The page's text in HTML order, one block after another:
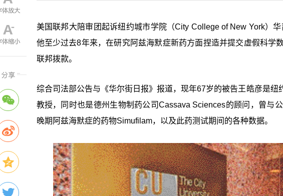
美国联邦大陪审团起诉纽约城市学院（City College of New York）华
他至少过去8年来，在研究阿兹海默症新药方面捏造并提交虚假科学
联邦拨款。
综合司法部公告与《华尔街日报》报道，现年67岁的被告王皓彦是
教授，同时也是德州生物制药公司Cassava Sciences的顾问，曾与
晚期阿兹海默症的药物Simufilam，以及此药测试期间的各种数据。